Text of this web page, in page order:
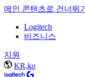
메인 콘텐츠로 건너뛰기
Logitech
비즈니스
지원
KR,ko